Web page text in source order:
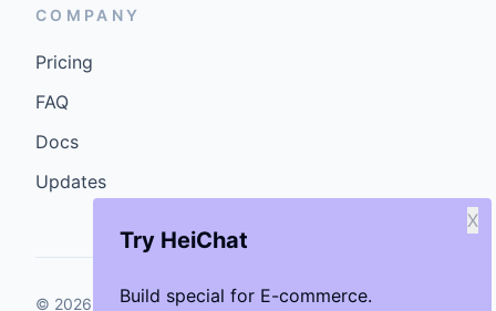
Try HeiChat
Build special for E-commerce.
X
COMPANY
Pricing
FAQ
Docs
Updates
© 2026 GenCybers Inc. All rights reserved.